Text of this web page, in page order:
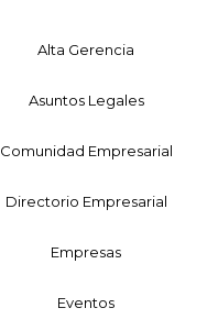
Alta Gerencia
Asuntos Legales
Comunidad Empresarial
Directorio Empresarial
Empresas
Eventos